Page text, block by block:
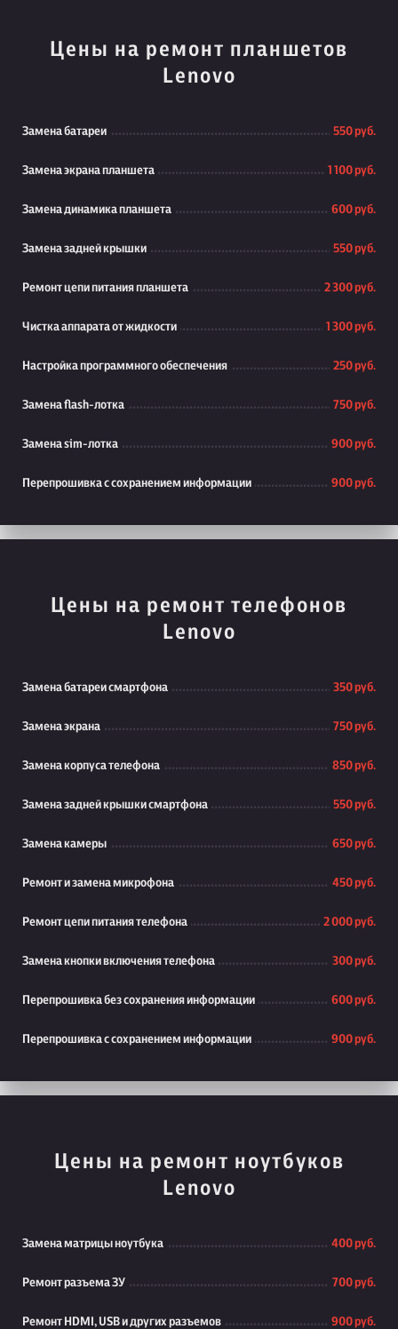
Цены на ремонт планшетов
Lenovo
Замена батареи 550 руб.
Замена экрана планшета 1 100 руб.
Замена динамика планшета 600 руб.
Замена задней крышки 550 руб.
Ремонт цепи питания планшета 2 300 руб.
Чистка аппарата от жидкости 1 300 руб.
Настройка программного обеспечения 250 руб.
Замена flash-лотка 750 руб.
Замена sim-лотка 900 руб.
Перепрошивка с сохранением информации 900 руб.
Цены на ремонт телефонов
Lenovo
Замена батареи смартфона 350 руб.
Замена экрана 750 руб.
Замена корпуса телефона 850 руб.
Замена задней крышки смартфона 550 руб.
Замена камеры 650 руб.
Ремонт и замена микрофона 450 руб.
Ремонт цепи питания телефона 2 000 руб.
Замена кнопки включения телефона 300 руб.
Перепрошивка без сохранения информации 600 руб.
Перепрошивка с сохранением информации 900 руб.
Цены на ремонт ноутбуков
Lenovo
Замена матрицы ноутбука 400 руб.
Ремонт разъема ЗУ 700 руб.
Ремонт HDMI, USB и других разъемов 900 руб.